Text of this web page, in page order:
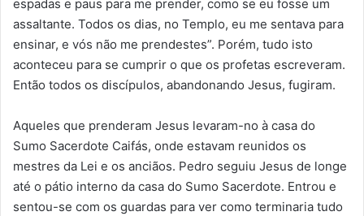
espadas e paus para me prender, como se eu fosse um
assaltante. Todos os dias, no Templo, eu me sentava para
ensinar, e vós não me prendestes”. Porém, tudo isto
aconteceu para se cumprir o que os profetas escreveram.
Então todos os discípulos, abandonando Jesus, fugiram.
Aqueles que prenderam Jesus levaram-no à casa do
Sumo Sacerdote Caifás, onde estavam reunidos os
mestres da Lei e os anciãos. Pedro seguiu Jesus de longe
até o pátio interno da casa do Sumo Sacerdote. Entrou e
sentou-se com os guardas para ver como terminaria tudo